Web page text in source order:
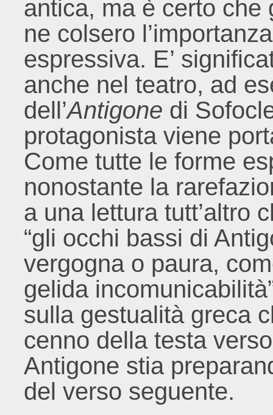
antica, ma è certo che
ne colsero
espressiva. E’
anche nel teatro, ad
dell’Antigone di
protagonista viene
Come tutte le forme
nonostante la
a una lettura tutt’altro
“gli occhi bassi di
vergogna o paura,
gelida
sulla gestualità greca
cenno della testa
Antigone stia
del verso seguente.